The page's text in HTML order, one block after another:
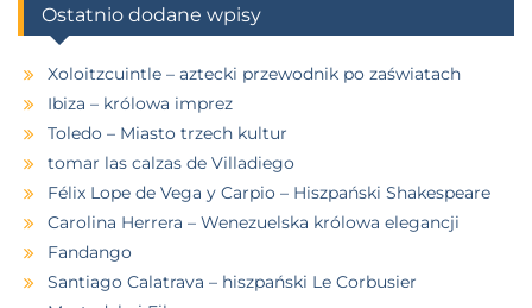
Ostatnio dodane wpisy
Xoloitzcuintle – aztecki przewodnik po zaświatach
Ibiza – królowa imprez
Toledo – Miasto trzech kultur
tomar las calzas de Villadiego
Félix Lope de Vega y Carpio – Hiszpański Shakespeare
Carolina Herrera – Wenezuelska królowa elegancji
Fandango
Santiago Calatrava – hiszpański Le Corbusier